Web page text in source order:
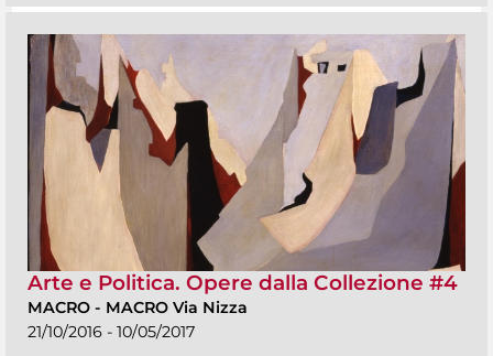
Arte e Politica. Opere dalla Collezione #4
MACRO - MACRO Via Nizza
21/10/2016 - 10/05/2017